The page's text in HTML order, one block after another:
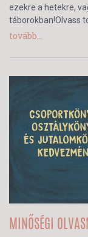
ezekre a hetekre,
táborokban!Olvass
tovább...
MINŐSÉGI